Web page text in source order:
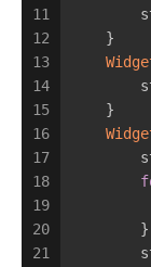
11
12
13
14
15
16
17
18
19
20
21
    }
    }
        }